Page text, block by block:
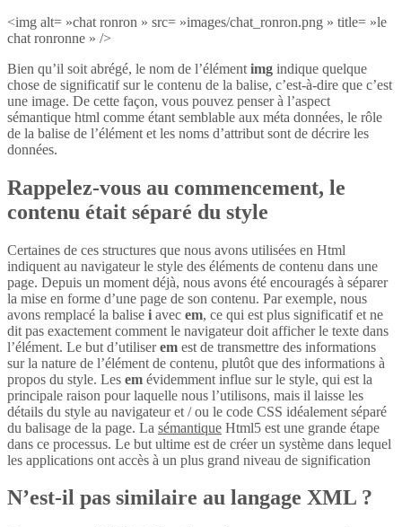
<img alt= »chat ronron » src= »images/chat_ronron.png » title= »le
chat ronronne » />
Bien qu’il soit abrégé, le nom de l’élément img indique quelque
chose de significatif sur le contenu de la balise, c’est-à-dire que c’est
une image. De cette façon, vous pouvez penser à l’aspect
sémantique html comme étant semblable aux méta données, le rôle
de la balise de l’élément et les noms d’attribut sont de décrire les
données.
Rappelez-vous au commencement, le
contenu était séparé du style
Certaines de ces structures que nous avons utilisées en Html
indiquent au navigateur le style des éléments de contenu dans une
page. Depuis un moment déjà, nous avons été encouragés à séparer
la mise en forme d’une page de son contenu. Par exemple, nous
avons remplacé la balise i avec em, ce qui est plus significatif et ne
dit pas exactement comment le navigateur doit afficher le texte dans
l’élément. Le but d’utiliserem est de transmettre des informations
sur la nature de l’élément de contenu, plutôt que des informations à
propos du style. Les em évidemment influe sur le style, qui est la
principale raison pour laquelle nous l’utilisons, mais il laisse les
détails du style au navigateur et / ou le code CSS idéalement séparé
du balisage de la page. La sémantique Html5 est une grande étape
dans ce processus. Le but ultime est de créer un système dans lequel
les applications ont accès à un plus grand niveau de signification
N’est-il pas similaire au langage XML ?